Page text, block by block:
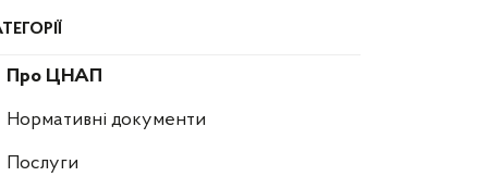
Про ЦНАП
Нормативні документи
Послуги